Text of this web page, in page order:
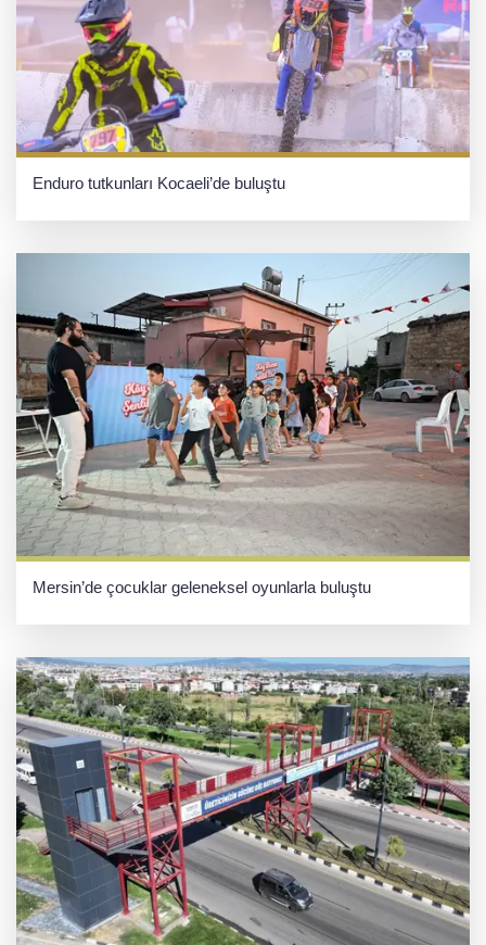
Enduro tutkunları Kocaeli’de buluştu
Mersin’de çocuklar geleneksel oyunlarla buluştu